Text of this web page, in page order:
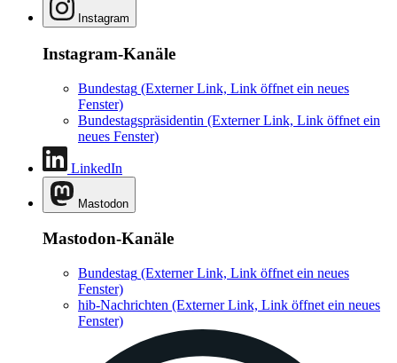
Instagram
Instagram-Kanäle
Bundestag (Externer Link, Link öffnet ein neues
Fenster)
Bundestagspräsidentin (Externer Link, Link öffnet ein
neues Fenster)
LinkedIn
Mastodon
Mastodon-Kanäle
Bundestag (Externer Link, Link öffnet ein neues
Fenster)
hib-Nachrichten (Externer Link, Link öffnet ein neues
Fenster)